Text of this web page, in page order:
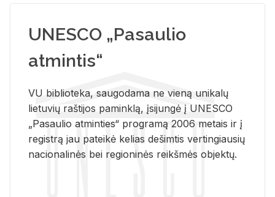
UNESCO „Pasaulio
atmintis“
VU biblioteka, saugodama ne vieną unikalų
lietuvių raštijos paminklą, įsijungė į UNESCO
„Pasaulio atminties“ programą 2006 metais ir į
registrą jau pateikė kelias dešimtis vertingiausių
nacionalinės bei regioninės reikšmės objektų.